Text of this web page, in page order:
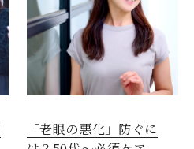
「老眼の悪化」防ぐに